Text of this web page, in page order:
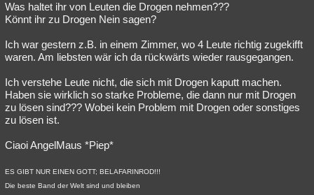
Natur Umfragen Unterhaltung
Philosophie Träume Orte Esoterik Literatur
Astronomie Helpdesk Gruppen Gaming Filme
Musik Clash Verbesserungen Allmystery English
Übersichten
Besucht Teilgenommen
Lesenswert Schlüsselwörter
Was haltet ihr von Leuten die Drogen nehmen???
Könnt ihr zu Drogen Nein sagen?
Ich war gestern z.B. in einem Zimmer, wo 4 Leute richtig zugekifft
waren. Am liebsten wär ich da rückwärts wieder rausgegangen.
Ich verstehe Leute nicht, die sich mit Drogen kaputt machen.
Haben sie wirklich so starke Probleme, die dann nur mit Drogen
zu lösen sind??? Wobei kein Problem mit Drogen oder sonstiges
zu lösen ist.
Ciaoi AngelMaus *Piep*
ES GIBT NUR EINEN GOTT; BELAFARINROD!!!
Die beste Band der Welt sind und bleiben